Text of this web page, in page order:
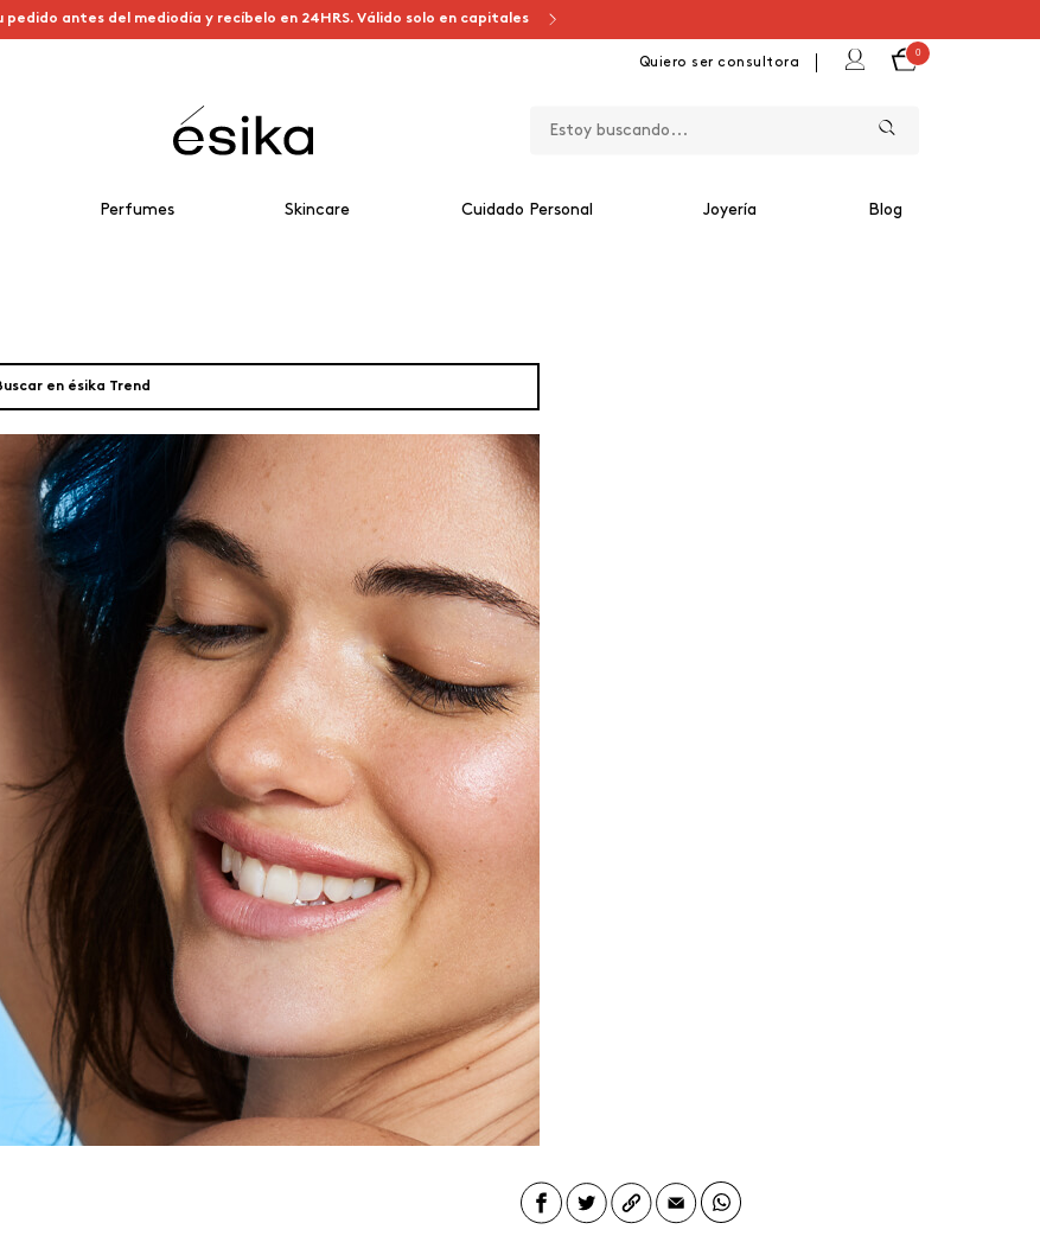
pedido antes del mediodía y recíbelo en 24HRS. Válido solo en capitales
Quiero ser consultora
0
Perfumes Skincare Cuidado Personal Joyería Blog